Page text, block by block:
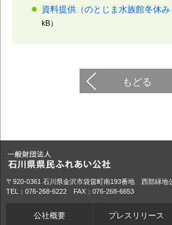
資料提供（のとじま水族館冬休
kB）
もどる
〒920-0361 石川県金沢市袋畠町南193番地 西部緑地
TEL：076-268-6222 FAX：076-268-6653
公社概要 プレスリリース